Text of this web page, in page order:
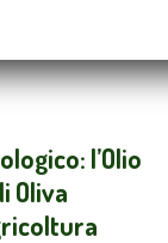
l’Olio
Oliva